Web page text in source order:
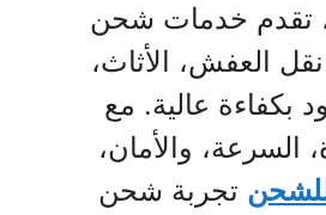
تقدم خدمات شحن
العفش، الأثاث،
بكفاءة عالية. مع
السرعة، والأمان،
تجربة شحن